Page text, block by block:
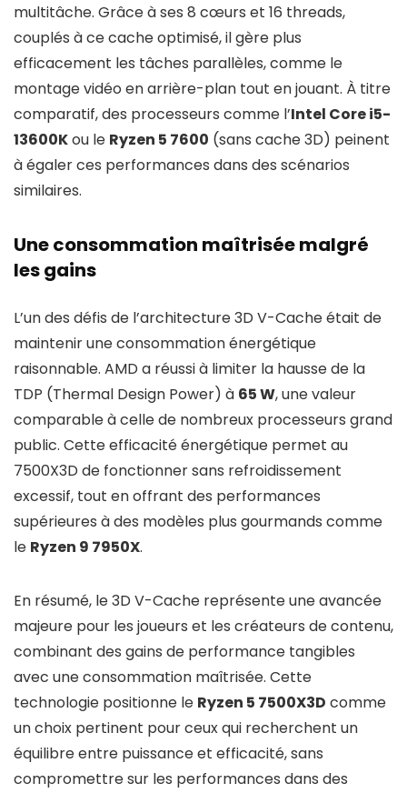
multitâche. Grâce à ses 8 cœurs et 16 threads,
couplés à ce cache optimisé, il gère plus
efficacement les tâches parallèles, comme le
montage vidéo en arrière-plan tout en jouant. À titre
comparatif, des processeurs comme l’Intel Core i5-
13600Kou le Ryzen 5 7600 (sans cache 3D) peinent
à égaler ces performances dans des scénarios
similaires.
Une consommation maîtrisée malgré
les gains
L’un des défis de l’architecture 3D V-Cache était de
maintenir une consommation énergétique
raisonnable. AMD a réussi à limiter la hausse de la
TDP (Thermal Design Power) à 65 W, une valeur
comparable à celle de nombreux processeurs grand
public. Cette efficacité énergétique permet au
7500X3D de fonctionner sans refroidissement
excessif, tout en offrant des performances
supérieures à des modèles plus gourmands comme
le Ryzen 9 7950X.
En résumé, le 3D V-Cache représente une avancée
majeure pour les joueurs et les créateurs de contenu,
combinant des gains de performance tangibles
avec une consommation maîtrisée. Cette
technologie positionne le Ryzen 5 7500X3D comme
un choix pertinent pour ceux qui recherchent un
équilibre entre puissance et efficacité, sans
compromettre sur les performances dans des